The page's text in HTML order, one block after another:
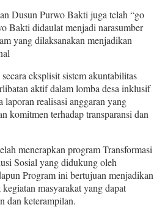
Dusun Purwo Bakti juga telah “go
Bakti didaulat menjadi narasumber
yang dilaksanakan menjadikan
eksplisit sistem akuntabilitas
aktif dalam lomba desa inklusif
laporan realisasi anggaran yang
komitmen terhadap transparansi dan
menerapkan program Transformasi
Sosial yang didukung oleh
Program ini bertujuan menjadikan
masyarakat yang dapat
dan keterampilan.